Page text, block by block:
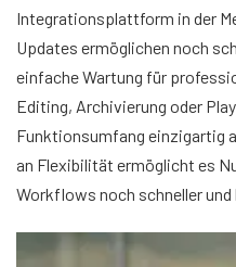
Integrationsplattform in der
Updates ermöglichen noch
einfache Wartung für
Editing, Archivierung oder
Funktionsumfang einzigartig
an Flexibilität ermöglicht es
Workflows noch schneller